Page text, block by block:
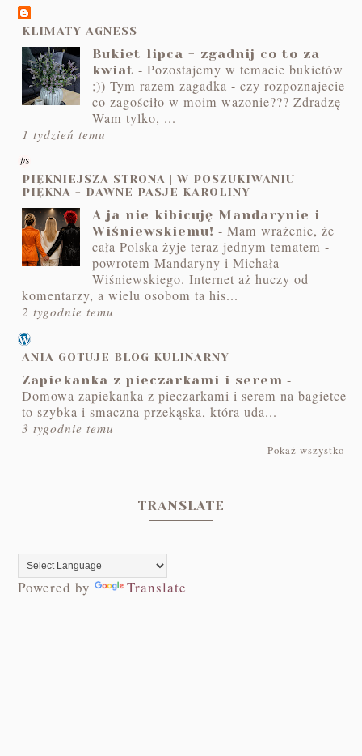
KLIMATY AGNESS
Bukiet lipca - zgadnij co to za
kwiat -Pozostajemy w temacie bukietów
;)) Tym razem zagadka - czy rozpoznajecie
co zagościło w moim wazonie??? Zdradzę
Wam tylko, ...
1 tydzień temu
PIĘKNIEJSZA STRONA | W POSZUKIWANIU
PIĘKNA - DAWNE PASJE KAROLINY
A ja nie kibicuję Mandarynie i
Wiśniewskiemu! -Mam wrażenie, że
cała Polska żyje teraz jednym tematem -
powrotem Mandaryny i Michała
Wiśniewskiego. Internet aż huczy od
komentarzy, a wielu osobom ta his...
2 tygodnie temu
ANIA GOTUJE BLOG KULINARNY
Zapiekanka z pieczarkami i serem -
Domowa zapiekanka z pieczarkami i serem na bagietce
to szybka i smaczna przekąska, która uda...
3 tygodnie temu
Pokaż wszystko
TRANSLATE
Powered by Translate